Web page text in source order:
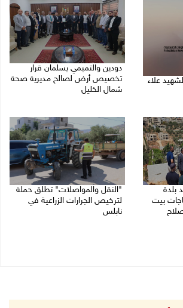
علاء
دودين والتميمي يسلمان قرار
تخصيص أرض لصالح مديرية صحة
شمال الخليل
بلدة
بيت
"النقل والمواصلات" تطلق حملة
لترخيص الجرارات الزراعية في
نابلس